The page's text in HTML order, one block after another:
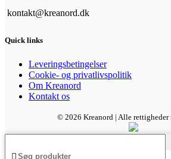
kontakt@kreanord.dk
Quick links
Leveringsbetingelser
Cookie- og privatlivspolitik
Om Kreanord
Kontakt os
© 2026 Kreanord | Alle rettigheder